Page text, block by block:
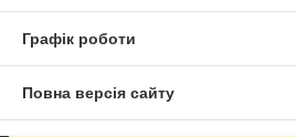
Графік роботи
Повна версія сайту